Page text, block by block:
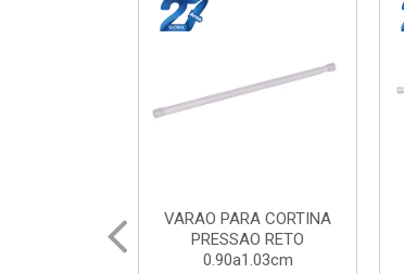
VARAO PARA CORTINA
PRESSAO RETO
1.05a1.18cm